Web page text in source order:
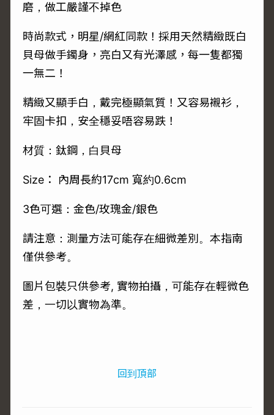
磨，做工嚴謹不掉色
時尚款式，明星/網紅同款！採用天然精緻既白
貝母做手鐲身，亮白又有光澤感，每一隻都獨
一無二！
精緻又顯手白，戴完極顯氣質！又容易襯衫，
牢固卡扣，安全穩妥唔容易跌！
材質：鈦鋼，白貝母
Size： 內周長約17cm 寬約0.6cm
3色可選：金色/玫瑰金/銀色
請注意：測量方法可能存在細微差別。本指南
僅供參考。
圖片包裝只供參考, 實物拍攝，可能存在輕微色
差，一切以實物為準。
回到頂部